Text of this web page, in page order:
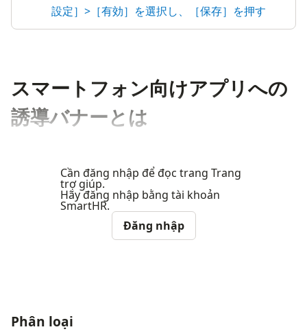
設定］>［有効］を選択し、［保存］を押す
スマートフォン向けアプリへの
誘導バナーとは
Cần đăng nhập để đọc trang Trang
trợ giúp.
Hãy đăng nhập bằng tài khoản
SmartHR.
Đăng nhập
ナビゲーションメニュー
Phân loại